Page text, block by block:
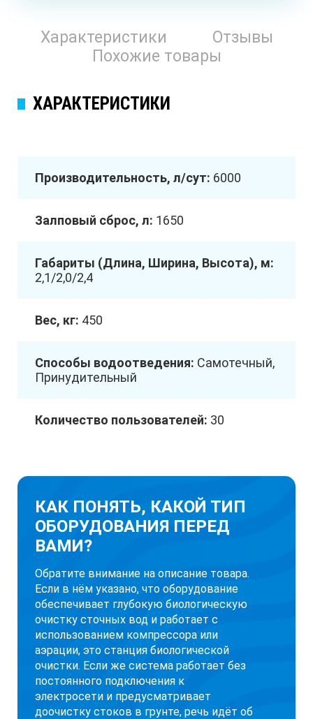
Характеристики
Отзывы
Похожие товары
ХАРАКТЕРИСТИКИ
Производительность, л/сут: 6000
Залповый сброс, л: 1650
Габариты (Длина, Ширина, Высота), м:
2,1/2,0/2,4
Вес, кг: 450
Способы водоотведения: Самотечный,
Принудительный
Количество пользователей: 30
КАК ПОНЯТЬ, КАКОЙ ТИП
ОБОРУДОВАНИЯ ПЕРЕД
ВАМИ?
Обратите внимание на описание товара.
Если в нём указано, что оборудование
обеспечивает глубокую биологическую
очистку сточных вод и работает с
использованием компрессора или
аэрации, это станция биологической
очистки. Если же система работает без
постоянного подключения к
электросети и предусматривает
доочистку стоков в грунте, речь идёт об